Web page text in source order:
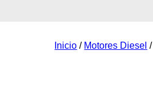
Inicio / Motores Diesel /